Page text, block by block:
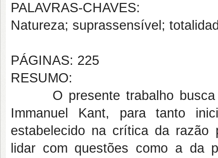
PALAVRAS-CHAVES:
Natureza; suprassensível;
PÁGINAS: 225
RESUMO:
O presente trabalho busca
Immanuel Kant, para tanto
estabelecido na crítica da razão
lidar com questões como a da